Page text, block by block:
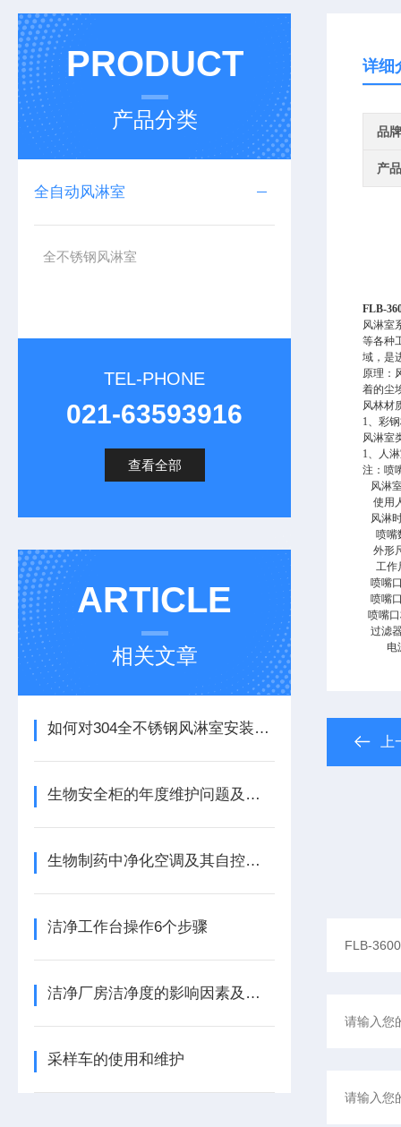
PRODUCT
产品分类
全自动风淋室
全不锈钢风淋室
TEL-PHONE
021-63593916
查看全部
ARTICLE
相关文章
如何对304全不锈钢风淋室安装维护保养？ 上海
生物安全柜的年度维护问题及检测项目​
生物制药中净化空调及其自控系统的应用分析
洁净工作台操作6个步骤
洁净厂房洁净度的影响因素及洁净度不合格原因的排查方法
采样车的使用和维护
详细
品牌
产
FLB-
风淋室
等各种
域，是
原理：
着的尘
风林材
1、彩
风淋室
1、人
注：喷
风淋
使用
风淋
喷嘴
外形
工作
喷嘴
喷嘴
喷嘴
过滤
电